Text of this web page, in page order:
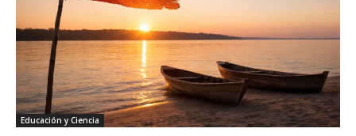
Educación y Ciencia